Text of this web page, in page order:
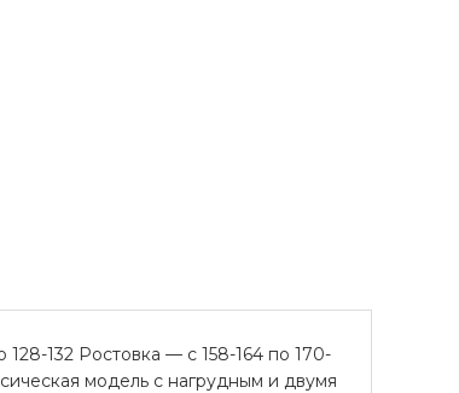
132 Ростовка — с 158-164 по 170-
модель с нагрудным и двумя